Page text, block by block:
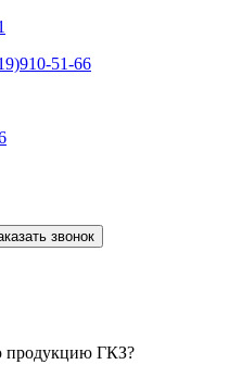
51-66
звонок
продукцию ГКЗ?